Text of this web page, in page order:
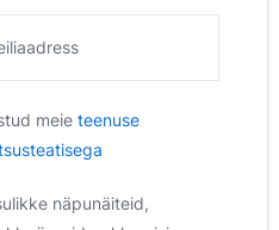
meie Pipedrive
teenuse
aknas
näpunäiteid,